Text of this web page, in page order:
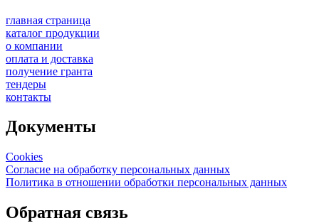
главная страница
каталог продукции
о компании
оплата и доставка
получение гранта
тендеры
контакты
Документы
Cookies
Согласие на обработку персональных данных
Политика в отношении обработки персональных данных
Обратная связь